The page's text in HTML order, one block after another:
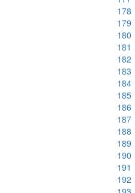
178
179
180
181
182
183
184
185
186
187
188
189
190
191
192